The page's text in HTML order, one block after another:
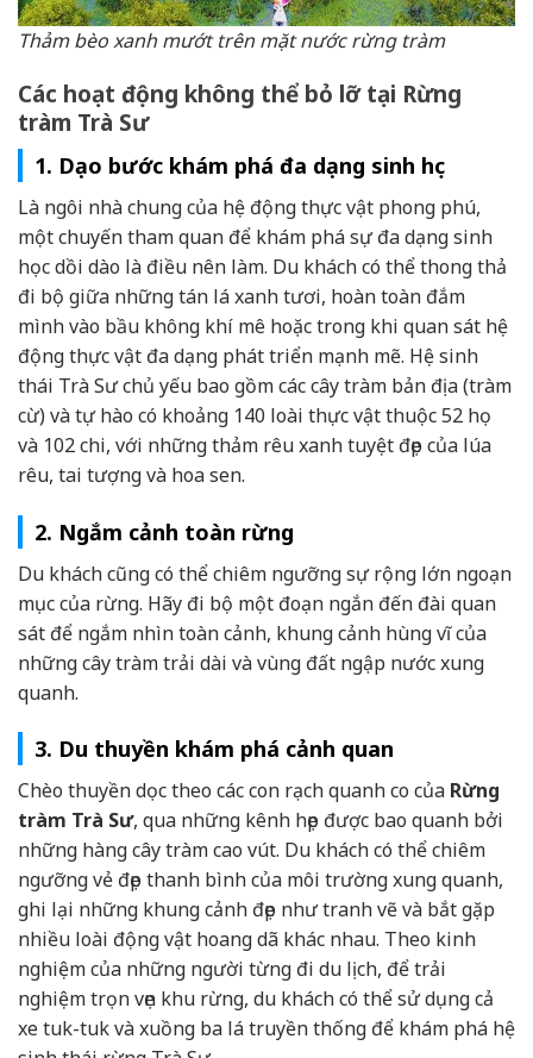
Thảm bèo xanh mướt trên mặt nước rừng tràm
Các hoạt động không thể bỏ lỡ tại Rừng
tràm Trà Sư
1. Dạo bước khám phá đa dạng sinh học
Là ngôi nhà chung của hệ động thực vật phong phú,
một chuyến tham quan để khám phá sự đa dạng sinh
học dồi dào là điều nên làm. Du khách có thể thong thả
đi bộ giữa những tán lá xanh tươi, hoàn toàn đắm
mình vào bầu không khí mê hoặc trong khi quan sát hệ
động thực vật đa dạng phát triển mạnh mẽ. Hệ sinh
thái Trà Sư chủ yếu bao gồm các cây tràm bản địa (tràm
cừ) và tự hào có khoảng 140 loài thực vật thuộc 52 họ
và 102 chi, với những thảm rêu xanh tuyệt đẹp của lúa
rêu, tai tượng và hoa sen.
2. Ngắm cảnh toàn rừng
Du khách cũng có thể chiêm ngưỡng sự rộng lớn ngoạn
mục của rừng. Hãy đi bộ một đoạn ngắn đến đài quan
sát để ngắm nhìn toàn cảnh, khung cảnh hùng vĩ của
những cây tràm trải dài và vùng đất ngập nước xung
quanh.
3. Du thuyền khám phá cảnh quan
Chèo thuyền dọc theo các con rạch quanh co của Rừng
tràm Trà Sư, qua những kênh hẹp được bao quanh bởi
những hàng cây tràm cao vút. Du khách có thể chiêm
ngưỡng vẻ đẹp thanh bình của môi trường xung quanh,
ghi lại những khung cảnh đẹp như tranh vẽ và bắt gặp
nhiều loài động vật hoang dã khác nhau. Theo kinh
nghiệm của những người từng đi du lịch, để trải
nghiệm trọn vẹn khu rừng, du khách có thể sử dụng cả
xe tuk-tuk và xuồng ba lá truyền thống để khám phá hệ